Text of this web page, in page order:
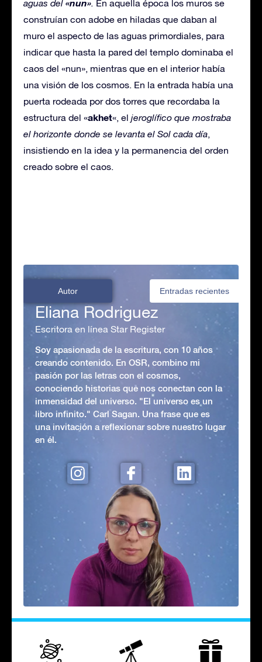
aguas del «nun». En aquella época los muros se
construían con adobe en hiladas que daban al
muro el aspecto de las aguas primordiales, para
indicar que hasta la pared del templo dominaba el
caos del «nun», mientras que en el interior había
una visión de los cosmos. En la entrada había una
puerta rodeada por dos torres que recordaba la
estructura del «akhet«, el jeroglífico que mostraba
el horizonte donde se levanta el Sol cada día,
insistiendo en la idea y la permanencia del orden
creado sobre el caos.
Autor Entradas recientes
Eliana Rodriguez
Escritora en línea Star Register
Soy apasionada de la escritura, con 10 años
creando contenido. En OSR, combino mi
pasión por las letras con el cosmos,
conociendo historias que nos conectan con la
inmensidad del universo. "El universo es un
libro infinito." Carl Sagan. Una frase que es
una invitación a reflexionar sobre nuestro lugar
en él.